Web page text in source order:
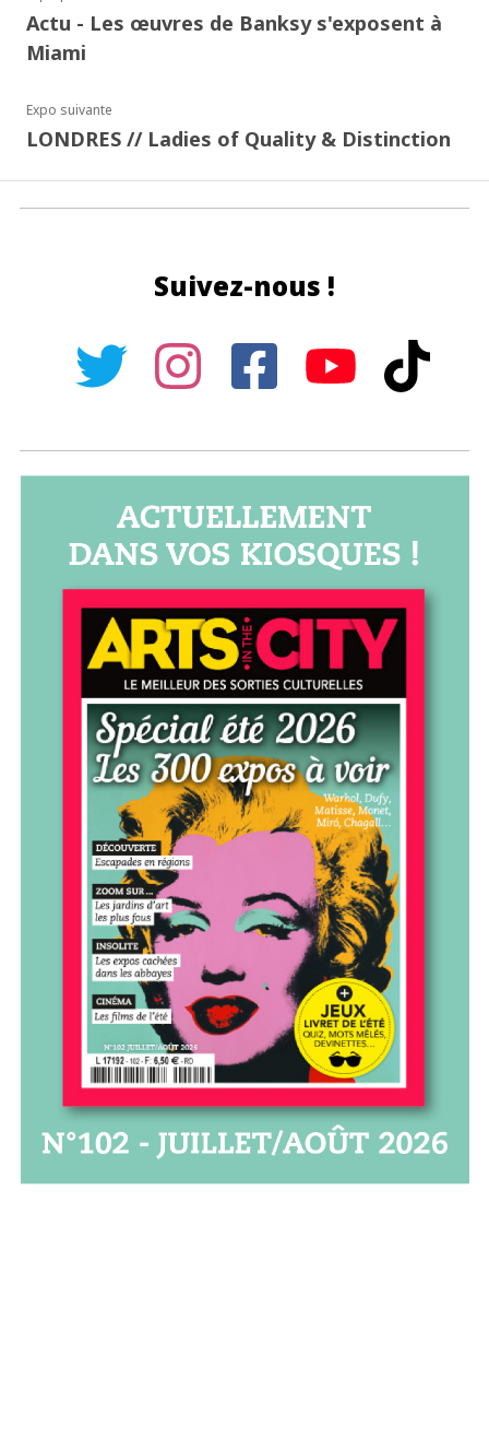
Actu - Les œuvres de Banksy s'exposent à
Miami
Expo suivante
LONDRES // Ladies of Quality & Distinction
Suivez-nous !